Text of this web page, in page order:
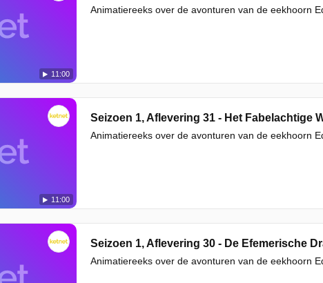
11:00
Animatiereeks over de avonturen van de eekhoorn
11:00
Seizoen 1, Aflevering 31 - Het Fabelachtige
Animatiereeks over de avonturen van de eekhoorn
Seizoen 1, Aflevering 30 - De Efemerische
Animatiereeks over de avonturen van de eekhoorn